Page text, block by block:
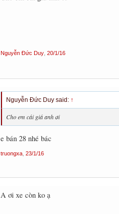
Nguyễn Đức Duy 20/1/16
Nguyễn Đức Duy said: ↑
Cho em cái giá anh ơi
e bán 28 nhé bác
truongxa 23/1/16
A ơi xe còn ko ạ